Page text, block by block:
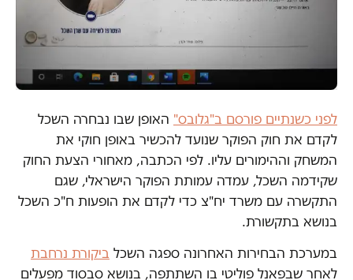
לפני כשנתיים פורסם ב"גלובס" האופן שבו נבחרה השכל
לקדם את חוק הפוקר שנועד להכשיר באופן חוקי את
המשחק וההימורים עליו. לפי הכתבה, מאחורי הצעת החוק
שקידמה השכל, עמדה עמותת הפוקר הישראלי, שגם
התקשרה עם משרד יח"צ כדי לקדם את הופעות ח"כ השכל
בנושא בתקשורת.
במערכת הבחירות האחרונה ספגה השכל ביקורת נרחבת
לאחר שבפאנל פוליטי בו השתתפה, בנושא סבסוד מפעלים